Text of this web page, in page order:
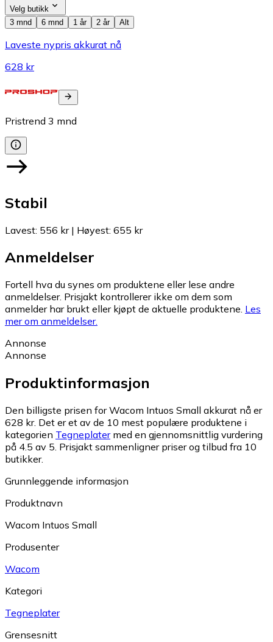
Velg butikk
3 mnd
6 mnd 1 år 2 år Alt
Laveste nypris akkurat nå
628 kr
Pristrend 3 mnd
Stabil
Lavest: 556 kr| Høyest: 655 kr
Anmeldelser
Fortell hva du synes om produktene eller lese andre
anmeldelser. Prisjakt kontrollerer ikke om dem som
anmelder har brukt eller kjøpt de aktuelle produktene. Les
mer om anmeldelser.
Annonse
Annonse
Produktinformasjon
Den billigste prisen for Wacom Intuos Small akkurat nå er
628 kr. Det er et av de 10 mest populære produktene i
kategorien Tegneplatermed en gjennomsnittlig vurdering
på 4.5 av 5. Prisjakt sammenligner priser og tilbud fra 10
butikker.
Grunnleggende informasjon
Produktnavn
Wacom Intuos Small
Produsenter
Wacom
Kategori
Tegneplater
Grensesnitt